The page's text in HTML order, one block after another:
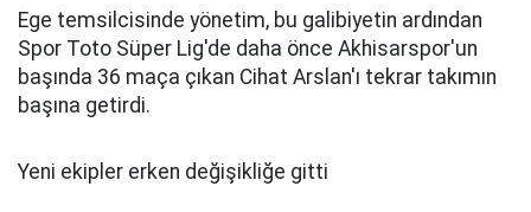
Ege temsilcisinde yönetim, bu galibiyetin ardından
Spor Toto Süper Lig'de daha önce Akhisarspor'un
başında 36 maça çıkan Cihat Arslan'ı tekrar takımın
başına getirdi.
Yeni ekipler erken değişikliğe gitti